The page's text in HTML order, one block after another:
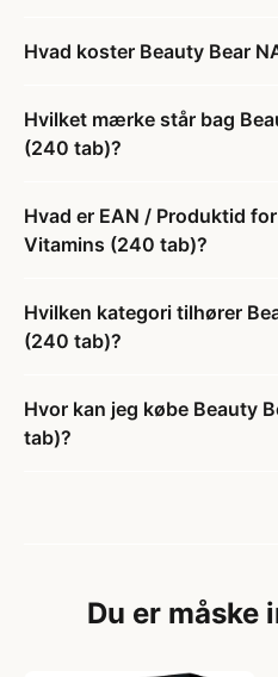
Hvad koster Beauty Bear
Hvilket mærke står bag
(240 tab)?
Hvad er EAN / Produktid
Vitamins (240 tab)?
Hvilken kategori tilhører
(240 tab)?
Hvor kan jeg købe Beauty
tab)?
Du er måske